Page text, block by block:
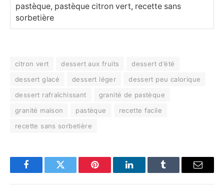
pastèque, pastèque citron vert, recette sans
sorbetière
citron vert dessert aux fruits
dessert d’été
dessert glacé
dessert léger
dessert peu calorique
dessert rafraîchissant
granité de pastèque
granité maison
pastèque
recette facile
recette sans sorbetière
FacebookTwitter Pinterest LinkedInTumblr Email